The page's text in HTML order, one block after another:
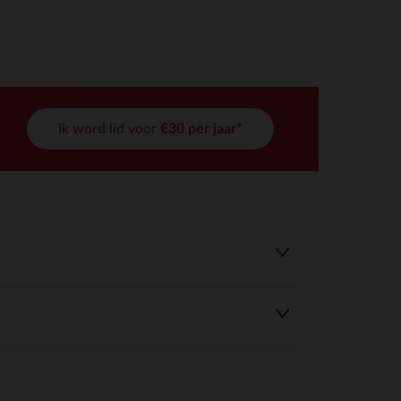
Ik word lid voor €30 per jaar*